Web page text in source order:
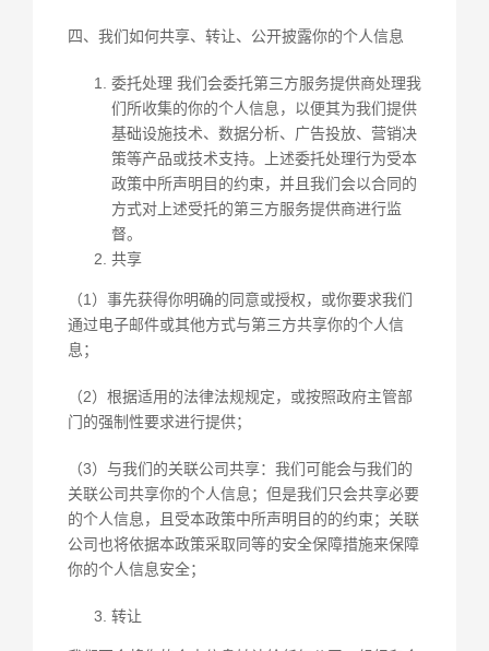
四、我们如何共享、转让、公开披露你的个人信息
委托处理 我们会委托第三方服务提供商处理我
们所收集的你的个人信息，以便其为我们提供
基础设施技术、数据分析、广告投放、营销决
策等产品或技术支持。上述委托处理行为受本
政策中所声明目的约束，并且我们会以合同的
方式对上述受托的第三方服务提供商进行监
督。
共享
（1）事先获得你明确的同意或授权，或你要求我们
通过电子邮件或其他方式与第三方共享你的个人信
息；
（2）根据适用的法律法规规定，或按照政府主管部
门的强制性要求进行提供；
（3）与我们的关联公司共享：我们可能会与我们的
关联公司共享你的个人信息；但是我们只会共享必要
的个人信息，且受本政策中所声明目的的约束；关联
公司也将依据本政策采取同等的安全保障措施来保障
你的个人信息安全；
转让